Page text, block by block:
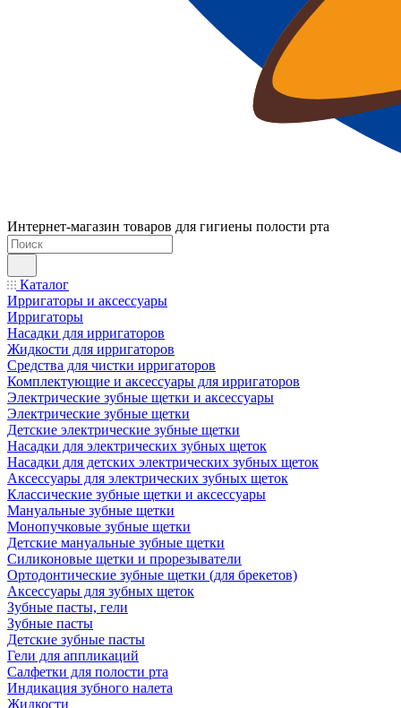
Интернет-магазин товаров для гигиены полости рта
Каталог
Ирригаторы и аксессуары
Ирригаторы
Насадки для ирригаторов
Жидкости для ирригаторов
Средства для чистки ирригаторов
Комплектующие и аксессуары для ирригаторов
Электрические зубные щетки и аксессуары
Электрические зубные щетки
Детские электрические зубные щетки
Насадки для электрических зубных щеток
Насадки для детских электрических зубных щеток
Аксессуары для электрических зубных щеток
Классические зубные щетки и аксессуары
Мануальные зубные щетки
Монопучковые зубные щетки
Детские мануальные зубные щетки
Силиконовые щетки и прорезыватели
Ортодонтические зубные щетки (для брекетов)
Аксессуары для зубных щеток
Зубные пасты, гели
Зубные пасты
Детские зубные пасты
Гели для аппликаций
Салфетки для полости рта
Индикация зубного налета
Жидкости